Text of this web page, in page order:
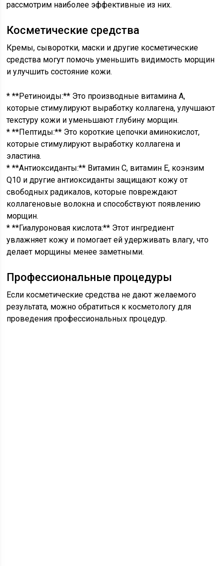
рассмотрим наиболее эффективные из них.
Косметические средства
Кремы, сыворотки, маски и другие косметические
средства могут помочь уменьшить видимость морщин
и улучшить состояние кожи.
* **Ретиноиды:** Это производные витамина А,
которые стимулируют выработку коллагена, улучшают
текстуру кожи и уменьшают глубину морщин.
* **Пептиды:** Это короткие цепочки аминокислот,
которые стимулируют выработку коллагена и
эластина.
* **Антиоксиданты:** Витамин С, витамин Е, коэнзим
Q10 и другие антиоксиданты защищают кожу от
свободных радикалов, которые повреждают
коллагеновые волокна и способствуют появлению
морщин.
* **Гиалуроновая кислота:** Этот ингредиент
увлажняет кожу и помогает ей удерживать влагу, что
делает морщины менее заметными.
Профессиональные процедуры
Если косметические средства не дают желаемого
результата, можно обратиться к косметологу для
проведения профессиональных процедур.